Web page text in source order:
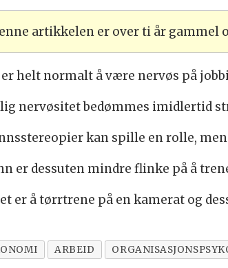
artikkelen er over ti år gammel
er helt normalt å være nervøs på
nervøsitet bedømmes imidlertid
kan spille en rolle,
er dessuten mindre flinke på å
er å tørrtrene på en kamerat og
ARBEID